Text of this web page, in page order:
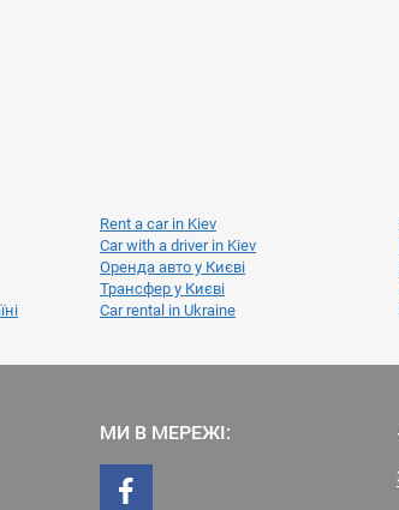
Rent a car in Kiev
Car with a driver in Kiev
Оренда авто у Києві
Трансфер у Києві
Car rental in Ukraine
МИ В МЕРЕЖІ: